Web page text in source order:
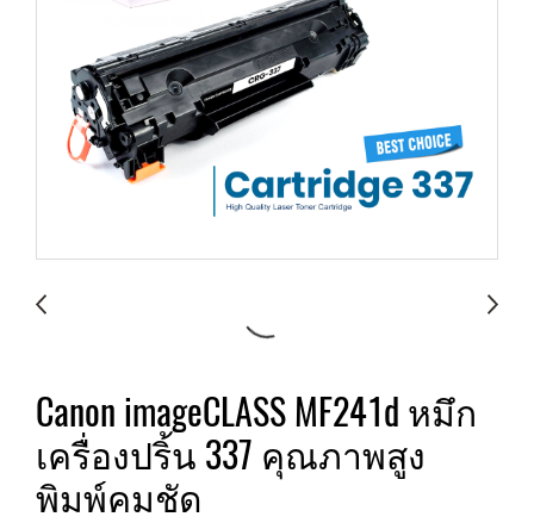
Canon imageCLASS MF241d หมึก
เครื่องปริ้น 337 คุณภาพสูง
พิมพ์คมชัด